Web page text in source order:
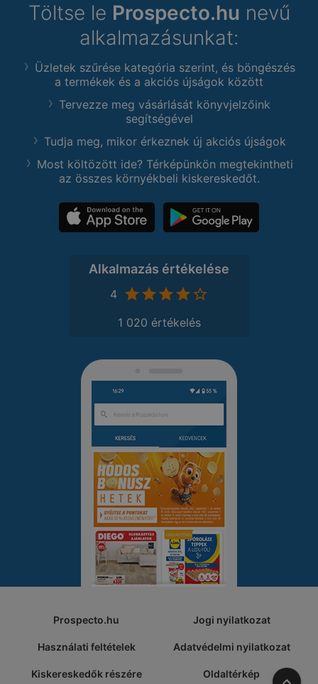
Töltse le Prospecto.hu nevű
alkalmazásunkat:
Üzletek szűrése kategória szerint, és böngészés
a termékek és a akciós újságok között
Tervezze meg vásárlását könyvjelzőink
segítségével
Tudja meg, mikor érkeznek új akciós újságok
Most költözött ide? Térképünkön megtekintheti
az összes környékbeli kiskereskedőt.
Alkalmazás értékelése
4
1 020 értékelés
Prospecto.hu Jogi nyilatkozat
Használati feltételek Adatvédelmi nyilatkozat
Kiskereskedők részére Oldaltérkép A